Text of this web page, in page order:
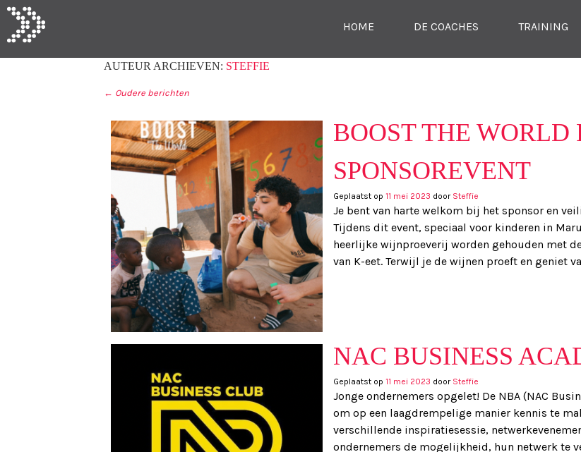
MENU
SKIP NAAR CONTENT
HOME DE COACHES TRAINING
AUTEUR ARCHIEVEN: STEFFIE
BERICHT NAVIGATIE
← Oudere berichten
BOOST THE
SPONSOREVENT
Geplaatst op 11 mei 2023 door Steffie
Je bent van harte welkom bij het sponsor en
Tijdens dit event, speciaal voor kinderen in
heerlijke wijnproeverij worden gehouden met
van K-eet. Terwijl je de wijnen proeft en geniet
NAC BUSINESS
Geplaatst op 11 mei 2023 door Steffie
Jonge ondernemers opgelet! De NBA (NAC
om op een laagdrempelige manier kennis te
verschillende inspiratiesessie,
ondernemers de mogelijkheid, hun netwerk te